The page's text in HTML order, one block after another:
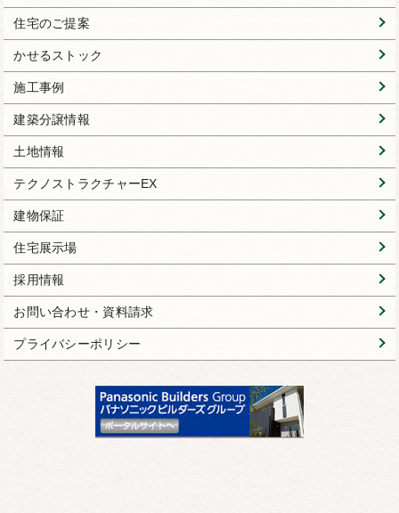
住宅のご提案
かせるストック
施工事例
建築分譲情報
土地情報
テクノストラクチャーEX
建物保証
住宅展示場
採用情報
お問い合わせ・資料請求
プライバシーポリシー